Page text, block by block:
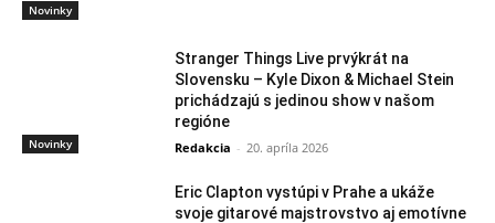
Novinky
Novinky
Stranger Things Live prvýkrát na
Slovensku – Kyle Dixon & Michael Stein
prichádzajú s jedinou show v našom
regióne
Redakcia - 20. apríla 2026
Eric Clapton vystúpi v Prahe a ukáže
svoje gitarové majstrovstvo aj emotívne